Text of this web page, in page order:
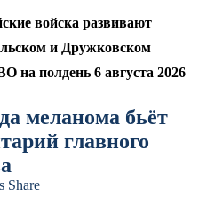
войска развивают
и Дружковском
на полдень 6 августа 2026
меланома бьёт
главного
Share